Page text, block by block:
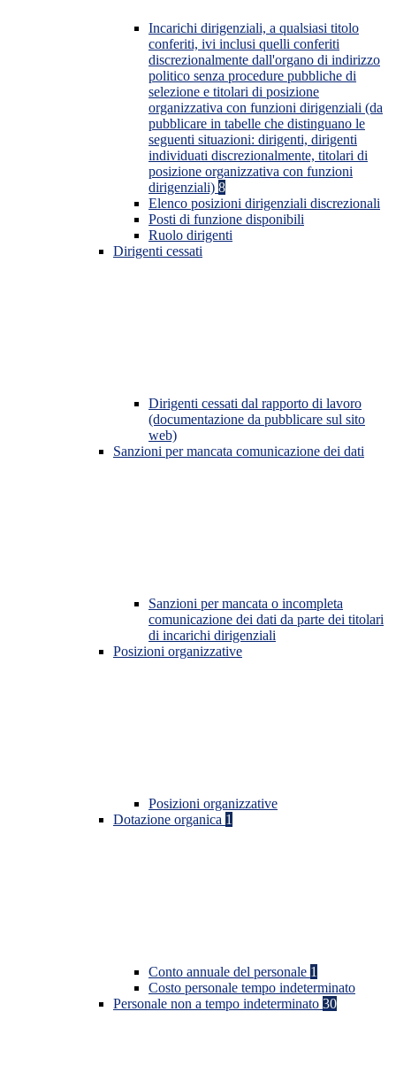
Incarichi dirigenziali, a qualsiasi titolo
conferiti, ivi inclusi quelli conferiti
discrezionalmente dall'organo di indirizzo
politico senza procedure pubbliche di
selezione e titolari di posizione
organizzativa con funzioni dirigenziali (da
pubblicare in tabelle che distinguano le
seguenti situazioni: dirigenti, dirigenti
individuati discrezionalmente, titolari di
posizione organizzativa con funzioni
dirigenziali) 8
Elenco posizioni dirigenziali discrezionali
Posti di funzione disponibili
Ruolo dirigenti
Dirigenti cessati
Dirigenti cessati dal rapporto di lavoro
(documentazione da pubblicare sul sito
web)
Sanzioni per mancata comunicazione dei dati
Sanzioni per mancata o incompleta
comunicazione dei dati da parte dei titolari
di incarichi dirigenziali
Posizioni organizzative
Posizioni organizzative
Dotazione organica 1
Conto annuale del personale 1
Costo personale tempo indeterminato
Personale non a tempo indeterminato 30